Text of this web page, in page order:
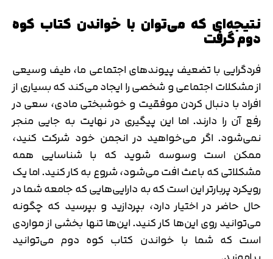
نتیجه‌ای که می‌توان با خواندن کتاب کوه
دوم گرفت
فردگرایی با تضعیف پیوندهای اجتماعی ما، طیف وسیعی
از مشکلات اجتماعی و شخصی را ایجاد می‌کند که بسیاری از
افراد با دنبال کردن موفقیت و خوشبختی مادی، سعی در
رفع آن را دارند. اما این پیگیری در نهایت به جایی منجر
نمی‌شود. اگر می‌خواهید در انجمن خود شرکت کنید،
ممکن است وسوسه شوید که با شناسایی همه
مشکلاتی که باعث افت می‌شود، شروع به کار کنید. اما یک
رویکرد پربارتر این است که به دارایی‌هایی که جامعه شما در
حال حاضر در اختیار دارد، بپردازید و بپرسید که چگونه
می‌توانید روی این‌ها کار کنید. این‌ها تنها بخشی از مواردی
است که شما با خواندن کتاب کوه دوم می‌توانید